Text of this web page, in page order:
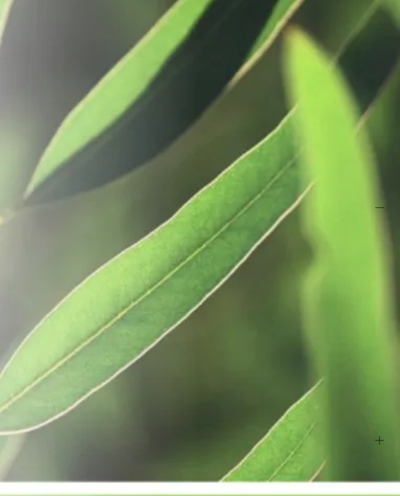
oliën samengesteld. Beleef de heerlijke, verfrissende geuren in uw eigen sauna.
en tender kunt u op zeer zuinige wijze gebruiken. Voeg per liter schoonwater 5 ml. Saunageur toe
De geur eucalyptus kenmerkt zich door een twinkelende en frisse geur. Helder en zuiver dat
Eucalyptus
Per stuk
14-218-0001-0
1014218000102